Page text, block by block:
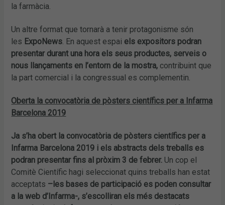
la farmàcia.
Un altre format que tornarà a tenir protagonisme són
les ExpoNews. En aquest espai els expositors podran
presentar durant una hora els seus productes, serveis o
nous llançaments en l’entorn de la mostra, contribuint que
la part comercial i la congressual es complementin.
Oberta la convocatòria de pòsters científics per a Infarma
Barcelona 2019
Ja s’ha obert la convocatòria de pòsters científics per a
Infarma Barcelona 2019 i els abstracts dels treballs es
podran presentar fins al pròxim 3 de febrer. Un cop el
Comitè Científic hagi seleccionat quins treballs han estat
acceptats –les bases de participació es poden consultar
a la web d’Infarma-, s’escolliran els més destacats